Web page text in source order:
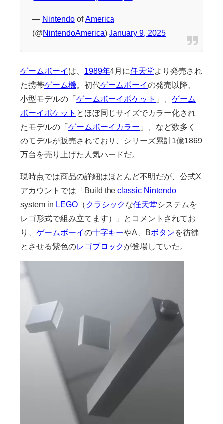
— Nintendo of America
(@NintendoAmerica) January 9, 2025
ゲームボーイ は、 1989年4月に任天堂 より発売され
た携帯ゲーム機 。初代ゲームボーイの発売以降、
小型モデルの「 ゲームボーイポケット 」、 ゲーム
ボーイポケット とほぼ同じサイズでカラー化され
たモデルの「 ゲームボーイカラー 」、など数多く
のモデルが販売されており、シリーズ累計1億1869
万台を売り上げた人気ハードだ。
現時点では商品の詳細はほとんど不明だが、公式X
アカウントでは「Build the classic Nintendo
system in
LEGO （ クラシックな任天堂システムを
レゴ形式で組み立てます）」とコメントされてお
り、 ゲームボーイの十字キーやA、Bボタンを彷彿
とさせる紫色のレゴブロックが登場していた。